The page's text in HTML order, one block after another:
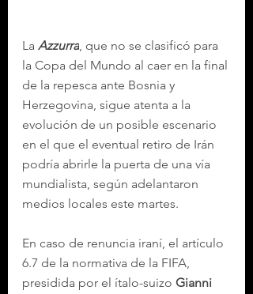
La Azzurra, que no se clasificó para
la Copa del Mundo al caer en la final
de la repesca ante Bosnia y
Herzegovina, sigue atenta a la
evolución de un posible escenario
en el que el eventual retiro de Irán
podría abrirle la puerta de una vía
mundialista, según adelantaron
medios locales este martes.
En caso de renuncia iraní, el artículo
6.7 de la normativa de la FIFA,
presidida por el ítalo-suizo Gianni